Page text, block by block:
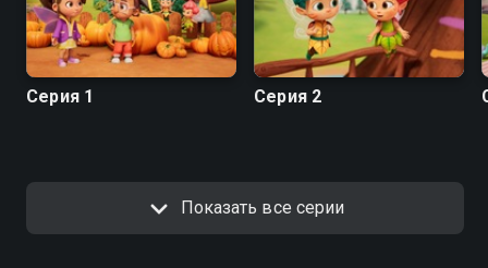
Серия 1 Серия 2
Показать все серии